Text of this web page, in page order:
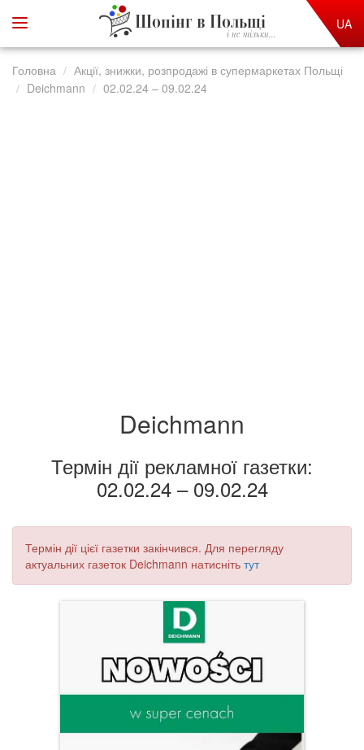
Шопінг в Польщі
і не тільки...
UA
Головна
Акції, знижки, розпродажі в супермаркетах Польщі
Deichmann
02.02.24 – 09.02.24
Deichmann
Термін дії рекламної газетки:
02.02.24 – 09.02.24
Термін дії цієї газетки закінчився. Для перегляду
актуальних газеток Deichmann натисніть тут